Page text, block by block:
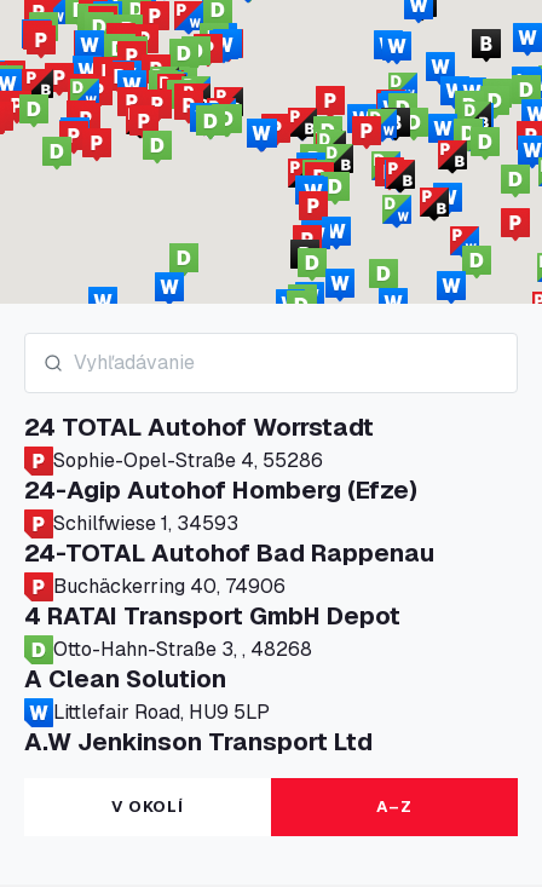
24 TOTAL Autohof Worrstadt
Sophie-Opel-Straße 4, 55286
24-Agip Autohof Homberg (Efze)
Schilfwiese 1, 34593
24-TOTAL Autohof Bad Rappenau
Buchäckerring 40, 74906
4 RATAI Transport GmbH Depot
Otto-Hahn-Straße 3, , 48268
A Clean Solution
Littlefair Road, HU9 5LP
A.W Jenkinson Transport Ltd
Progress House, ME11 5GA
A+G Nettetal - Depot Parking
Am Panneschopp 7, 41334
V OKOLÍ A–Z